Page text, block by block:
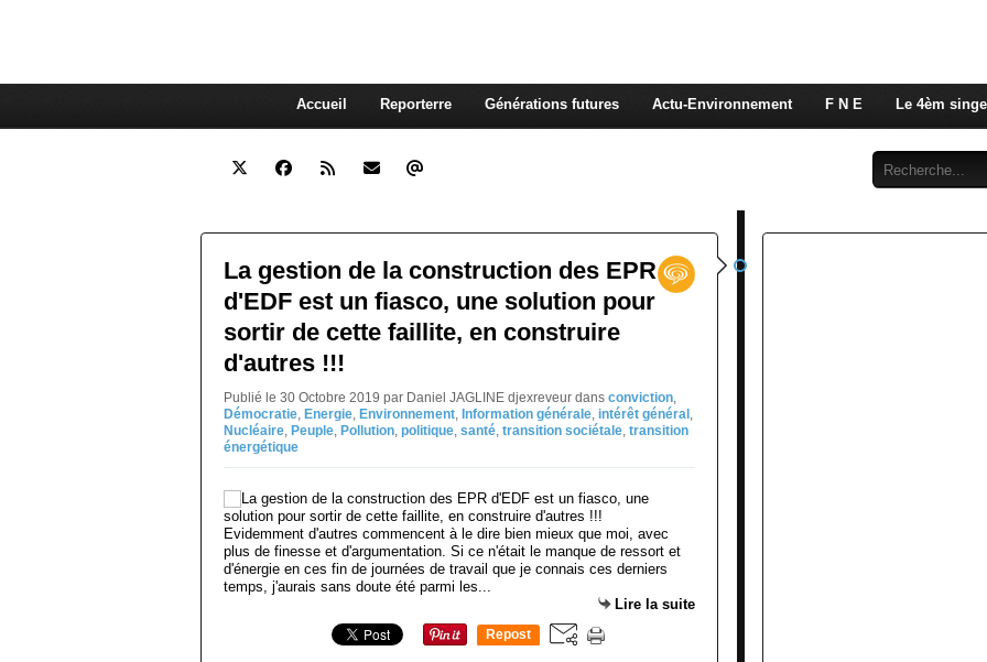
Accueil Reporterre Générations futures Actu-Environnement F N E Le 4èm singe
La gestion de la construction des EPR
d'EDF est un fiasco, une solution pour
sortir de cette faillite, en construire
d'autres !!!
Publié le 30 Octobre 2019 par Daniel JAGLINE djexreveur dans conviction,
Démocratie, Energie, Environnement, Information générale, intérêt général ,
Nucléaire, Peuple, Pollution, politique, santé, transition sociétale, transition
énergétique
Evidemment d'autres commencent à le dire bien mieux que moi, avec
plus de finesse et d'argumentation. Si ce n'était le manque de ressort et
d'énergie en ces fin de journées de travail que je connais ces derniers
temps, j'aurais sans doute été parmi les...
Lire la suite
Repost